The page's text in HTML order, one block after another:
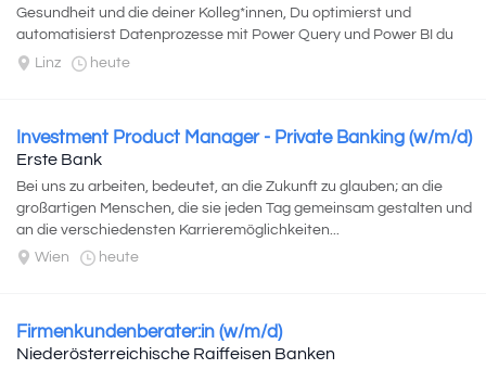
Gesundheit und die deiner Kolleg*innen, Du optimierst und
automatisierst Datenprozesse mit Power Query und Power BI du
erkennst manuelle, repetitive...
Linz heute
Investment Product Manager - Private Banking (w/m/d)
Erste Bank
Bei uns zu arbeiten, bedeutet, an die Zukunft zu glauben; an die
großartigen Menschen, die sie jeden Tag gemeinsam gestalten und
an die verschiedensten Karrieremöglichkeiten...
Wien
heute
Firmenkundenberater:in (w/m/d)
Niederösterreichische Raiffeisen Banken